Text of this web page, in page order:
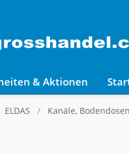
& Aktionen
ELDAS Kanäle,